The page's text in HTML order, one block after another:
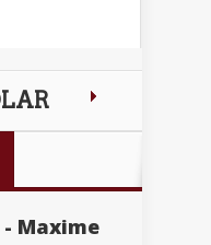
- Maxime